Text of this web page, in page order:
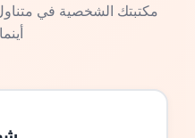
مكتبتك الشخصية في